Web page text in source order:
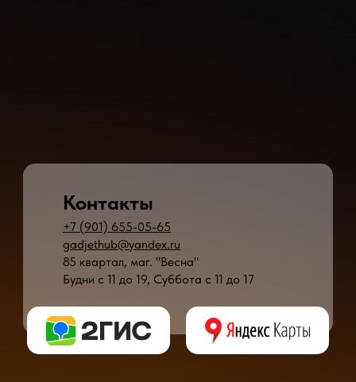
+7 (901) 655-05-65
gadjethub@yandex.ru
85 квартал, маг. "Весна"
Будни с 11 до 19, Суббота с 11 до 17
Контакты
* - время ремонта может меняться в зависимости от модели устройства и